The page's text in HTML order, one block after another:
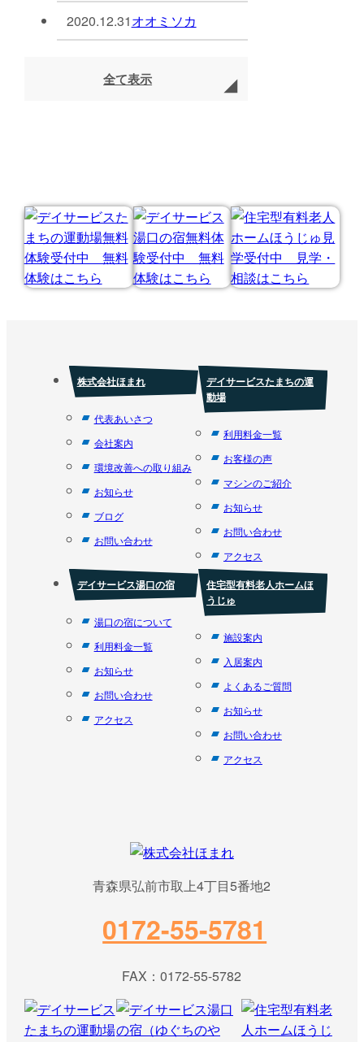
2020.12.31オオミソカ
全て表示
株式会社ほまれ
代表あいさつ
会社案内
環境改善への取り組み
お知らせ
ブログ
お問い合わせ
デイサービスたまちの運
動場
利用料金一覧
お客様の声
マシンのご紹介
お知らせ
お問い合わせ
アクセス
デイサービス湯口の宿
湯口の宿について
利用料金一覧
お知らせ
お問い合わせ
アクセス
住宅型有料老人ホームほ
うじゅ
施設案内
入居案内
よくあるご質問
お知らせ
お問い合わせ
アクセス
青森県弘前市取上4丁目5番地2
0172-55-5781
FAX：0172-55-5782